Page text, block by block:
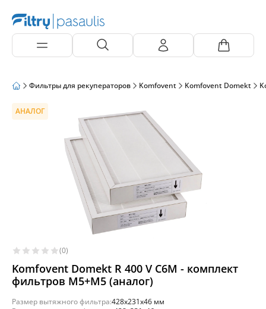
Фильтры для рекуператоров Komfovent Komfovent Domekt
АНАЛОГ
(0)
Komfovent Domekt R 400 V C6M - комплект
фильтров M5+M5 (аналог)
Размер вытяжного фильтра:428x231x46 мм